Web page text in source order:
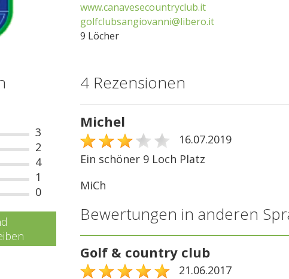
www.canavesecountryclub.it
golfclubsangiovanni@libero.it
9 Löcher
3
2
4
1
0
4 Rezensionen
Michel
16.07.2019
Ein schöner 9 Loch Platz
MiCh
Bewertungen in anderen
Golf & country club
21.06.2017